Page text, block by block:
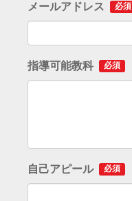
メールアドレス 必須
指導可能教科 必須
自己アピール 必須